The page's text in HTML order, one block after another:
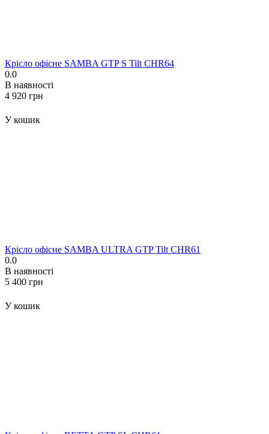
Крісло офісне SAMBA GTP S Tilt CHR64
0.0
В наявності
‍4 920‍ грн
У кошик
Крісло офісне SAMBA ULTRA GTP Tilt CHR61
0.0
В наявності
‍5 400‍ грн
У кошик